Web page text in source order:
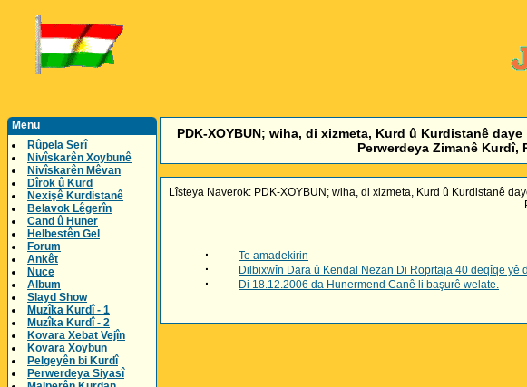
Menu
Rûpela Serî
Nivîskarên Xoybunê
Nivîskarên Mêvan
Dîrok û Kurd
Nexişê Kurdistanê
Belavok Lêgerîn
Cand û Huner
Helbestên Gel
Forum
Ankêt
Nuce
Album
Slayd Show
Muzîka Kurdî - 1
Muzîka Kurdî - 2
Kovara Xebat Vejîn
Kovara Xoybun
Pelgeyên bi Kurdî
Perwerdeya Siyasî
PDK-XOYBUN; wiha, di xizmeta, Kurd û Kurdistanê
Perwerdeya Zimanê Kurdî,
Lîsteya Naverok: PDK-XOYBUN; wiha, di xizmeta, Kurd û Kurdistanê
· Te amadekirin
· Dilbixwîn Dara û Kendal Nezan Di Roprtaja 40 deqîqe yê
·
Di 18.12.2006 da Hunermend Canê li başurê welate.